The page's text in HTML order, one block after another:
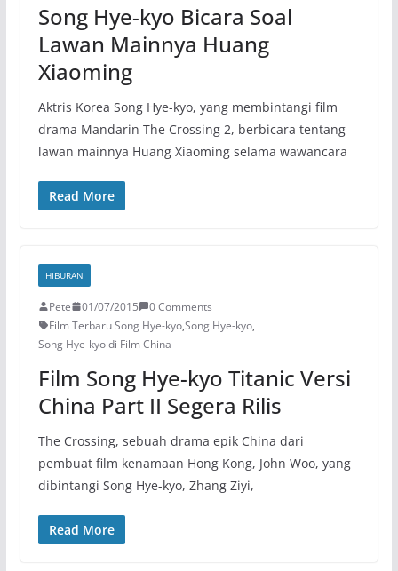
Song Hye-kyo Bicara Soal
Lawan Mainnya Huang
Xiaoming
Aktris Korea Song Hye-kyo, yang membintangi film
drama Mandarin The Crossing 2, berbicara tentang
lawan mainnya Huang Xiaoming selama wawancara
Read More
HIBURAN
Pete 01/07/2015
0 Comments
Film Terbaru Song Hye-kyo,Song Hye-kyo,
Song Hye-kyo di Film China
Film Song Hye-kyo Titanic Versi
China Part II Segera Rilis
The Crossing, sebuah drama epik China dari
pembuat film kenamaan Hong Kong, John Woo, yang
dibintangi Song Hye-kyo, Zhang Ziyi,
Read More